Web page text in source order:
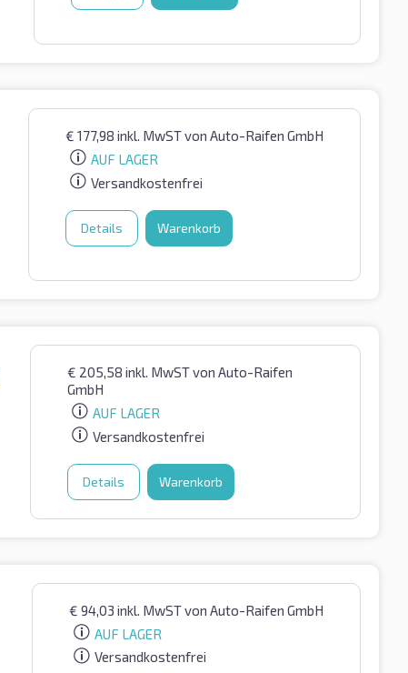
€ 177,98 inkl. MwSTvon Auto-Raifen GmbH
AUF LAGER
Versandkostenfrei
Details Warenkorb
€ 205,58 inkl. MwSTvon Auto-Raifen
GmbH
AUF LAGER
Versandkostenfrei
Details Warenkorb
€ 94,03 inkl. MwSTvon Auto-Raifen GmbH
AUF LAGER
Versandkostenfrei